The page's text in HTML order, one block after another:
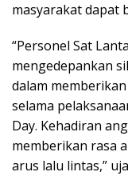
masyarakat dapat
“Personel Sat
mengedepankan
dalam
selama
Day. Kehadiran
memberikan rasa
arus lalu lintas,”